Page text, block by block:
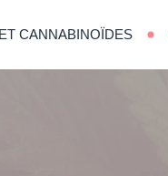
CANNABINOÏDES